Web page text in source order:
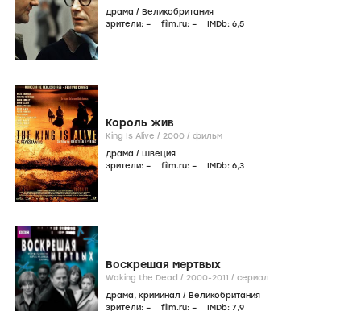
драма / Великобритания
зрители: – film.ru: – IMDb: 6,5
Король жив
King Is Alive / 2000 / фильм
драма / Швеция
зрители: – film.ru: – IMDb: 6,3
Воскрешая мертвых
Waking the Dead / 2000-2011 / сериал
драма, криминал / Великобритания
зрители: – film.ru: – IMDb: 7,9